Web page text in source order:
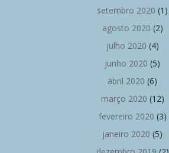
setembro 2020 (1)
agosto 2020 (2)
julho 2020 (4)
junho 2020 (5)
abril 2020 (6)
março 2020 (12)
fevereiro 2020 (3)
janeiro 2020 (5)